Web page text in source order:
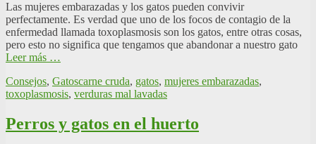
Las mujeres embarazadas y los gatos pueden convivir
perfectamente. Es verdad que uno de los focos de contagio de la
enfermedad llamada toxoplasmosis son los gatos, entre otras cosas,
pero esto no significa que tengamos que abandonar a nuestro gato
Leer más …
Consejos, Gatoscarne cruda, gatos, mujeres embarazadas,
toxoplasmosis, verduras mal lavadas
Perros y gatos en el huerto